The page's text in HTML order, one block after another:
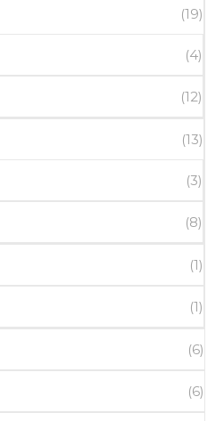
(19)
(4)
(12)
(13)
(3)
(8)
(1)
(1)
(6)
(6)